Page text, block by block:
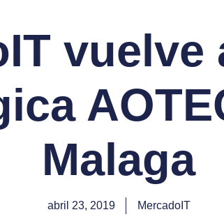
vuelve
Malaga
abril 23, 2019 MercadoIT